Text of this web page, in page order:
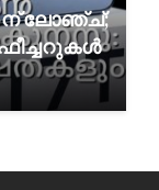
ന് ലോഞ്ച്;
ഫീച്ചറുകൾ